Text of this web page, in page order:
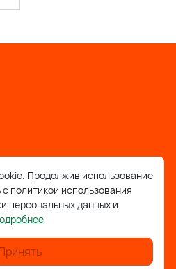
ул. 30 лет Победы, 52, ТРЦ
Продолжив использование
политикой использования
персональных данных и